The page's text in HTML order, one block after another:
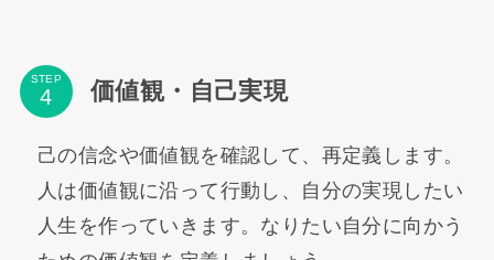
STEP 価値観・自己実現
己の信念や価値観を確認して、再定義します。
人は価値観に沿って行動し、自分の実現したい
人生を作っていきます。なりたい自分に向かう